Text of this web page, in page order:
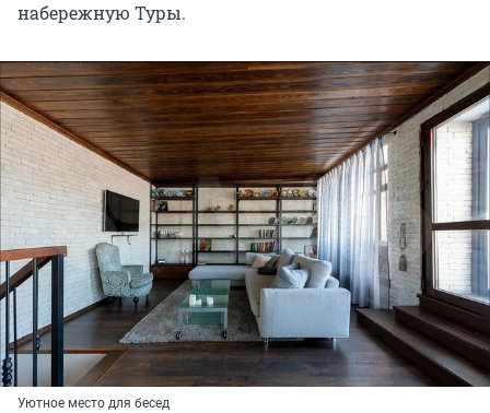
набережную Туры.
Уютное место для бесед